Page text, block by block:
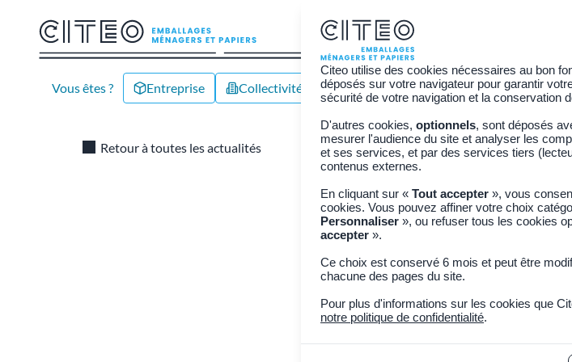
Vous êtes ? Entreprise Collectivité/Territoire Citoyen Découvrir CITEO
Retour à toutes les actualités
hors foyer
La reprise hors
19 novembre 2025 Copier le lien
Dans le cadre de nouvelles obligations de la
Citeo lance sa solution de reprise hors foyer
consommation nomade, pour les
collectés par le service public. L'objectif : faire
recyclage des déchets d’emballages et
Citeo utilise des cookies nécessaires au bon
déposés sur votre navigateur pour garantir
sécurité de votre navigation et la conservation
D'autres cookies, optionnels, sont déposés
mesurer l'audience du site et analyser les
et ses services, et par des services tiers
contenus externes.
En cliquant sur « Tout accepter », vous
cookies. Vous pouvez affiner votre choix
Personnaliser », ou refuser tous les cookies
accepter ».
Ce choix est conservé 6 mois et peut être
chacune des pages du site.
Pour plus d'informations sur les cookies que
notre politique de confidentialité.